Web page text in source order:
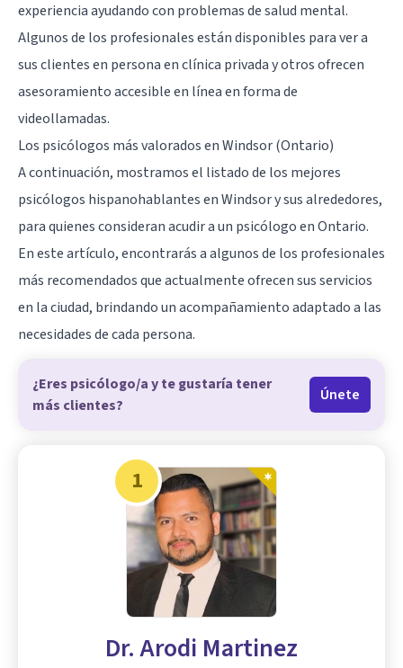
experiencia ayudando con problemas de salud mental.
Algunos de los profesionales están disponibles para ver a
sus clientes en persona en clínica privada y otros ofrecen
asesoramiento accesible en línea en forma de
videollamadas.
Los psicólogos más valorados en Windsor (Ontario)
A continuación, mostramos el listado de los mejores
psicólogos hispanohablantes en Windsor y sus alrededores,
para quienes consideran acudir a un psicólogo en Ontario.
En este artículo, encontrarás a algunos de los profesionales
más recomendados que actualmente ofrecen sus servicios
en la ciudad, brindando un acompañamiento adaptado a las
necesidades de cada persona.
¿Eres psicólogo/a y te gustaría tener
más clientes?
Únete
1
Dr. Arodi Martinez